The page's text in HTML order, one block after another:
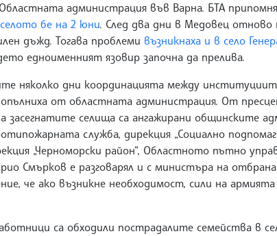
администрация във Варна. БТА
бе на 2 юни. След два дни в Медовец отново
дъжд. Тогава проблеми възникнаха и в село
едноименният язовир започна да прелива.
няколко дни координацията между
от областната администрация. От
засегнатите селища са ангажирани общинските
служба, дирекция „Социално
„Черноморски район“, Областното пътно
Смърков е разговарял и с министъра на
че ако възникне необходимост, сили на
са обходили пострадалите семейства в